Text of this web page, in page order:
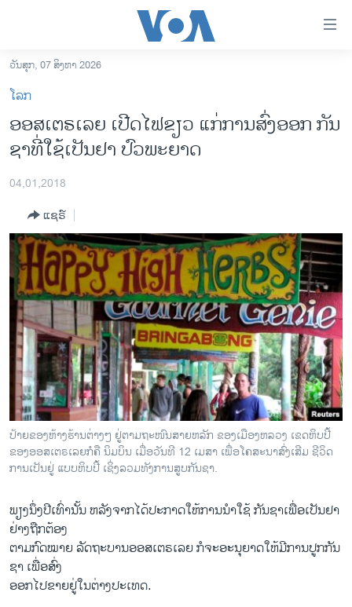
ເຂົ້າ
ຫາ
ຂ້າມ
ຂ້າມ
ຫາ
ອາເມຣິກາ
ຂ່າວ​ຈີນ
ໂລກ
ເອເຊຍ
ອິດສະຫຼະພາບດ້ານການຂ່າວ
ຊີວິດຊາວລາວ
ຊຸມຊົນຊາວລາວ
ວິທະຍາສາດ-ເທັກໂນໂລຈີ
ທຸລະກິດ
ພາສາອັງກິດ
ວີດີໂອ
ສຽງ
ລາຍການກະຈາຍສຽງ
ລາຍງານ
ຕິດຕາມພວກເຮົາ ທີ່
ພາສາຕ່າງໆ
ວັນສຸກ, 07 ສິງຫາ 2026
ໂລກ
ອອສເຕຣເລຍ ເປີດໄຟຂຽວ ແກ່ການສົ່ງອອກ ກັນ
ຊາທີ່ໃຊ້ເປັນຢາ ປົວພະຍາດ
04,01,2018
ແຊຣ໌
ປ້າຍຂອງຫ້າງຮ້ານຕ່າງໆ ຢູ່ຕາມຖະໜົນສາຍຫລັກ ຂອງເມືອງຫລວງ ເຂດຫິບປີ້
ຂອງອອສເຕຣເລຍກໍຄື ນິມບິນ ເມື່ອວັນທີ 12 ເມສາ ເພື່ອໂຄສະນາສົ່ງເສີມ ຊີວິດ
ການເປັນຢູ່ ແບບຫິບປີ້ ເຊິ່ງລວມທັງການສູບກັນຊາ.
ພຽງນຶ່ງປີເທົ່ານັ້ນ ຫລັງຈາກໄດ້ປະກາດໃຫ້ການນຳໃຊ້ ກັນຊາເພື່ອເປັນຢາ
ຢ່າງຖືກຕ້ອງ
ຕາມກົດໝາຍ ລັດຖະບານອອສເຕຣເລຍ ກໍຈະອະນຸຍາດໃຫ້ມີການປູກກັນ
ຊາ ເພື່ອສົ່ງ
ອອກໄປຂາຍຢູ່ໃນຕ່າງປະເທດ.